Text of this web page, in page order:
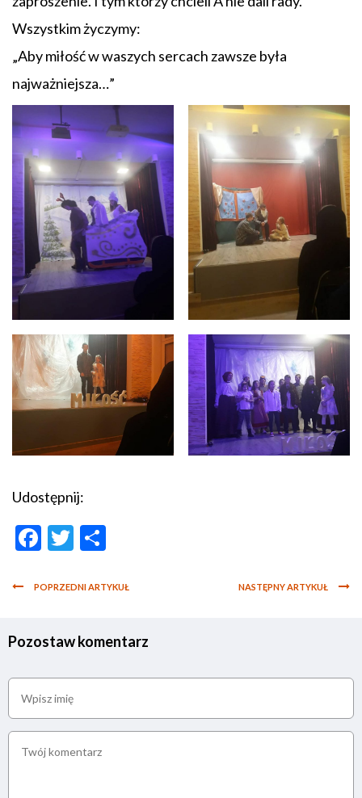
Wszystkim życzymy:
„Aby miłość w waszych sercach zawsze była
najważniejsza…”
Udostępnij:
Facebook
Twitter
POPRZEDNI ARTYKUŁ NASTĘPNY ARTYKUŁ
Pozostaw komentarz